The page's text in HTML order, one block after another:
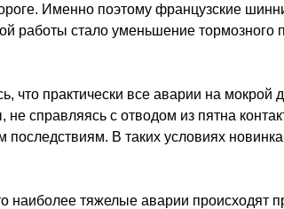
Именно поэтому французские
работы стало уменьшение
что практически все аварии на
справляясь с отводом из пятна
последствиям. В таких условиях
наиболее тяжелые аварии происходят